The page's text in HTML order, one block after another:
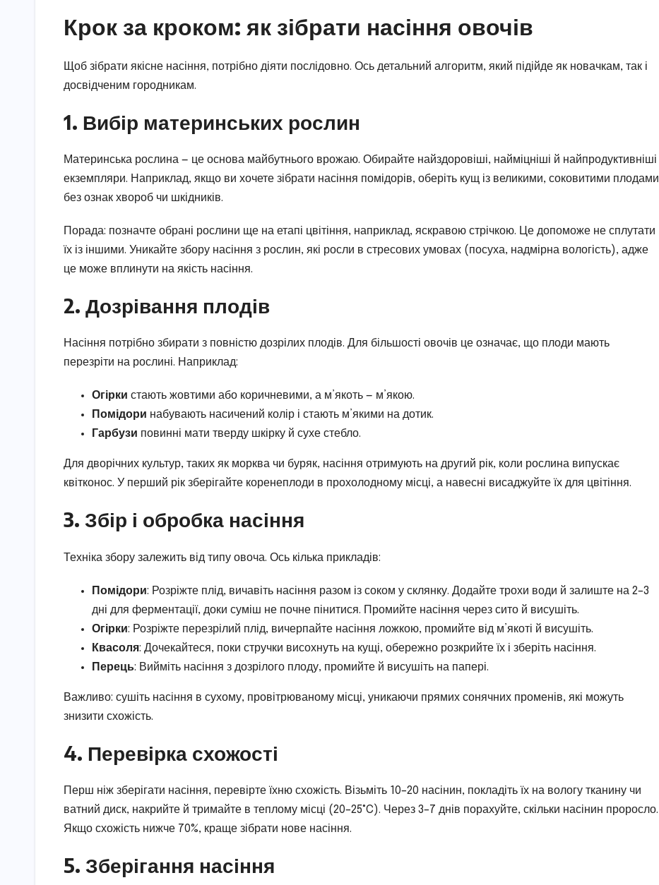
Крок за кроком: як зібрати насіння овочів
Щоб зібрати якісне насіння, потрібно діяти послідовно. Ось детальний алгоритм, який підійде як новачкам, так і
досвідченим городникам.
1. Вибір материнських рослин
Материнська рослина — це основа майбутнього врожаю. Обирайте найздоровіші, найміцніші й найпродуктивніші
екземпляри. Наприклад, якщо ви хочете зібрати насіння помідорів, оберіть кущ із великими, соковитими плодами
без ознак хвороб чи шкідників.
Порада: позначте обрані рослини ще на етапі цвітіння, наприклад, яскравою стрічкою. Це допоможе не сплутати
їх із іншими. Уникайте збору насіння з рослин, які росли в стресових умовах (посуха, надмірна вологість), адже
це може вплинути на якість насіння.
2. Дозрівання плодів
Насіння потрібно збирати з повністю дозрілих плодів. Для більшості овочів це означає, що плоди мають
перезріти на рослині. Наприклад:
Огірки стають жовтими або коричневими, а м’якоть — м’якою.
Помідори набувають насичений колір і стають м’якими на дотик.
Гарбузи повинні мати тверду шкірку й сухе стебло.
Для дворічних культур, таких як морква чи буряк, насіння отримують на другий рік, коли рослина випускає
квітконос. У перший рік зберігайте коренеплоди в прохолодному місці, а навесні висаджуйте їх для цвітіння.
3. Збір і обробка насіння
Техніка збору залежить від типу овоча. Ось кілька прикладів:
Помідори: Розріжте плід, вичавіть насіння разом із соком у склянку. Додайте трохи води й залиште на 2–3
дні для ферментації, доки суміш не почне пінитися. Промийте насіння через сито й висушіть.
Огірки: Розріжте перезрілий плід, вичерпайте насіння ложкою, промийте від м’якоті й висушіть.
Квасоля: Дочекайтеся, поки стручки висохнуть на кущі, обережно розкрийте їх і зберіть насіння.
Перець: Вийміть насіння з дозрілого плоду, промийте й висушіть на папері.
Важливо: сушіть насіння в сухому, провітрюваному місці, уникаючи прямих сонячних променів, які можуть
знизити схожість.
4. Перевірка схожості
Перш ніж зберігати насіння, перевірте їхню схожість. Візьміть 10–20 насінин, покладіть їх на вологу тканину чи
ватний диск, накрийте й тримайте в теплому місці (20–25°C). Через 3–7 днів порахуйте, скільки насінин проросло.
Якщо схожість нижче 70%, краще зібрати нове насіння.
5. Зберігання насіння